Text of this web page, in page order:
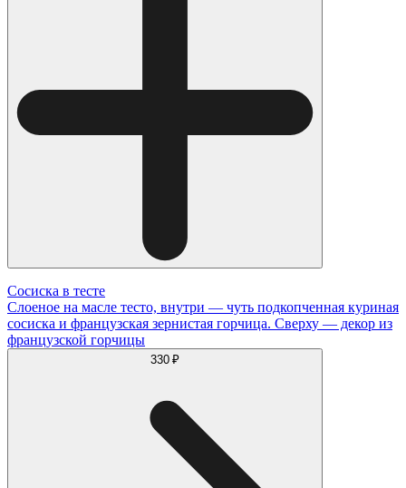
Сосиска в тесте
Слоеное на масле тесто, внутри — чуть подкопченная куриная
сосиска и французская зернистая горчица. Сверху — декор из
французской горчицы
330 ₽